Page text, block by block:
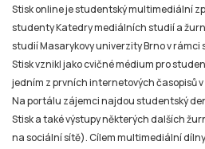
Stisk online je studentský multimediální
studenty Katedry mediálních studií a
studií Masarykovy univerzity Brno v
Stisk vznikl jako cvičné médium pro
jedním z prvních internetových časopisů v
Na portálu zájemci najdou studentský
Stisk a také výstupy některých dalších
na sociální sítě). Cílem multimediální